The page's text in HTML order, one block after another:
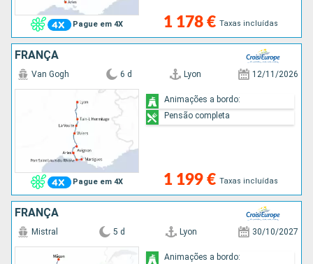
Pague em 4X 1 178 € Taxas incluídas
FRANÇA
Pague em 4X
Van Gogh 6 d Lyon 12/11/2026
1 199 € Taxas incluídas
Animações a bordo:
Pensão completa
FRANÇA
Mistral 5 d Lyon 30/10/2027
Animações a bordo: